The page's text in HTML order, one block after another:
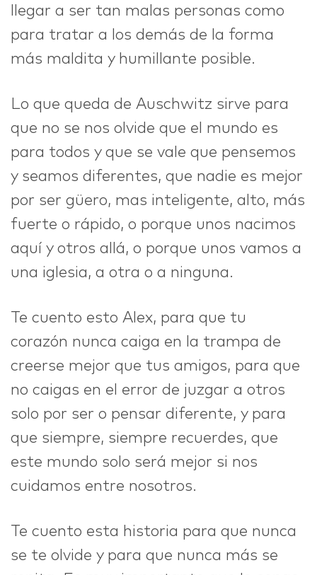
llegar a ser tan malas personas como
para tratar a los demás de la forma
más maldita y humillante posible.
Lo que queda de Auschwitz sirve para
que no se nos olvide que el mundo es
para todos y que se vale que pensemos
y seamos diferentes, que nadie es mejor
por ser güero, mas inteligente, alto, más
fuerte o rápido, o porque unos nacimos
aquí y otros allá, o porque unos vamos a
una iglesia, a otra o a ninguna.
Te cuento esto Alex, para que tu
corazón nunca caiga en la trampa de
creerse mejor que tus amigos, para que
no caigas en el error de juzgar a otros
solo por ser o pensar diferente, y para
que siempre, siempre recuerdes, que
este mundo solo será mejor si nos
cuidamos entre nosotros.
Te cuento esta historia para que nunca
se te olvide y para que nunca más se